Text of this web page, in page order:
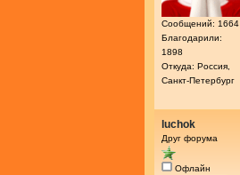
Сообщений: 1664
Благодарили:
1898
Откуда: Россия,
Санкт-Петербург
luchok
Друг форума
Офлайн